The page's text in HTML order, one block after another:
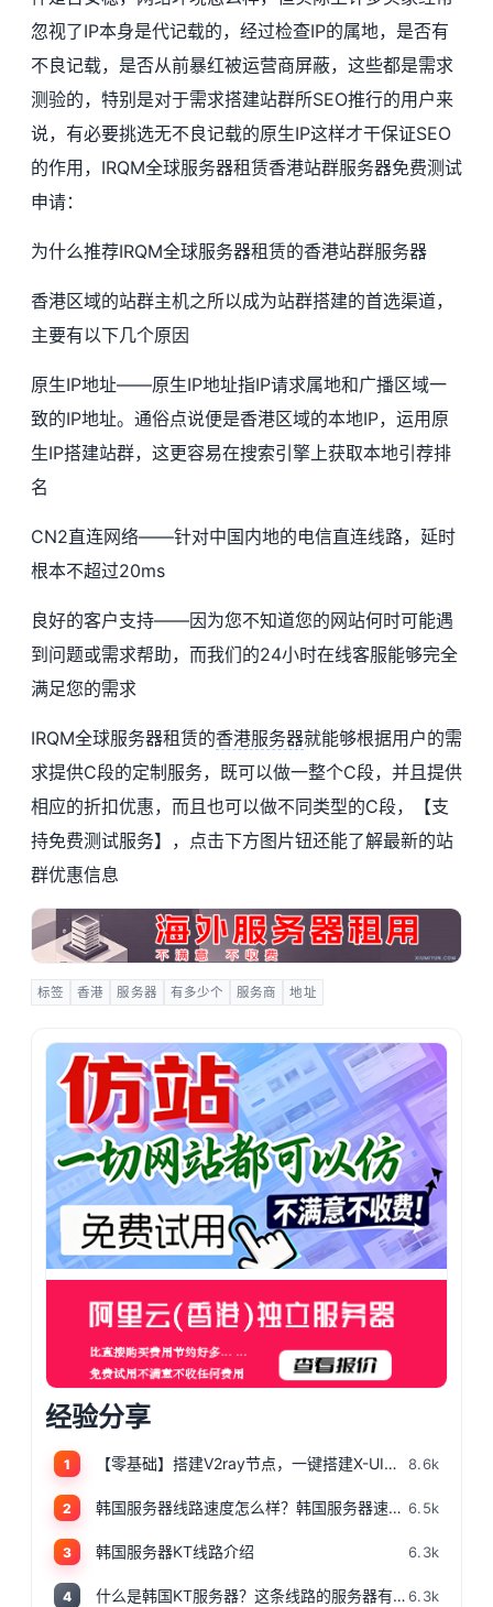
忽视了IP本身是代记载的，经过检查IP的属地，是否有
不良记载，是否从前暴红被运营商屏蔽，这些都是需求
测验的，特别是对于需求搭建站群所SEO推行的用户来
说，有必要挑选无不良记载的原生IP这样才干保证SEO
的作用，IRQM全球服务器租赁香港站群服务器免费测试
申请：
为什么推荐IRQM全球服务器租赁的香港站群服务器
香港区域的站群主机之所以成为站群搭建的首选渠道，
主要有以下几个原因
原生IP地址——原生IP地址指IP请求属地和广播区域一
致的IP地址。通俗点说便是香港区域的本地IP，运用原
生IP搭建站群，这更容易在搜索引擎上获取本地引荐排
名
CN2直连网络——针对中国内地的电信直连线路，延时
根本不超过20ms
良好的客户支持——因为您不知道您的网站何时可能遇
到问题或需求帮助，而我们的24小时在线客服能够完全
满足您的需求
IRQM全球服务器租赁的香港服务器就能够根据用户的需
求提供C段的定制服务，既可以做一整个C段，并且提供
相应的折扣优惠，而且也可以做不同类型的C段，【支
持免费测试服务】，点击下方图片钮还能了解最新的站
群优惠信息
标签 香港 服务器 有多少个 服务商 地址
经验分享
1 【零基础】搭建V2ray节点，一键搭建X-UI面板，目前最简单、最安全、最稳定的专属节点搭建方法，晚高峰高速稳定，4K秒开的科学上网 8.6k
2 韩国服务器线路速度怎么样？韩国服务器速度测评 6.5k
3 韩国服务器KT线路介绍 6.3k
4 什么是韩国KT服务器？这条线路的服务器有哪些特点？6.3k